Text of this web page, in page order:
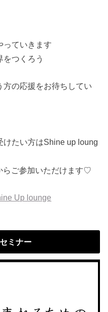
っていきます
つくろう
の応援をお待ちしてい
けたい方はShine up loung
らご参加いただけます♡
Up lounge
ミナー